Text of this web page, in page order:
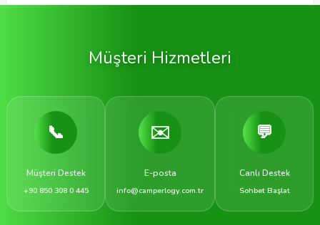
Müşteri Hizmetleri
📞
Müşteri Destek
+90 850 308 0 445
✉️
E-posta
info@camperlogy.com.tr
💬
Canlı Destek
Sohbet Başlat